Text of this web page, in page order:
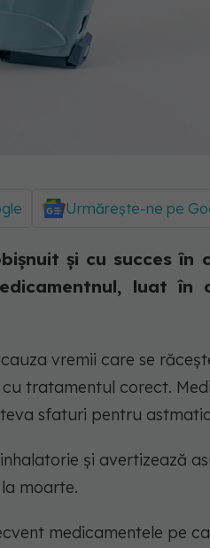
Urmărește-ne pe
și cu succes în
luat în
vremii care se
tratamentul corect.
sfaturi pentru
și avertizează
moarte.
medicamentele pe